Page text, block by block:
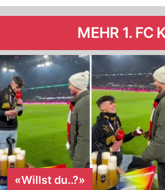
MEHR 1. FC
«Willst du..?»